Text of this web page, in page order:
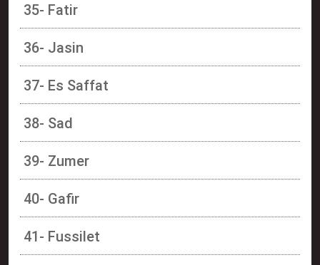
35- Fatir
36- Jasin
37- Es Saffat
38- Sad
39- Zumer
40- Gafir
41- Fussilet